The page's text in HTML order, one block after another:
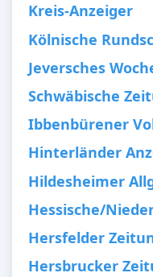
Kreis-Anzeiger
Kölnische
Jeversches
Schwäbische
Ibbenbürener
Hinterländer
Hildesheimer
Hessische/
Hersfelder
Hersbrucker